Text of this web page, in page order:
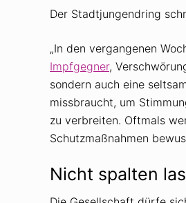
Der Stadtjungendring
„In den vergangenen
Impfgegner,
sondern auch eine
missbraucht, um
zu verbreiten. Oftmals
Schutzmaßnahmen
Nicht spalten